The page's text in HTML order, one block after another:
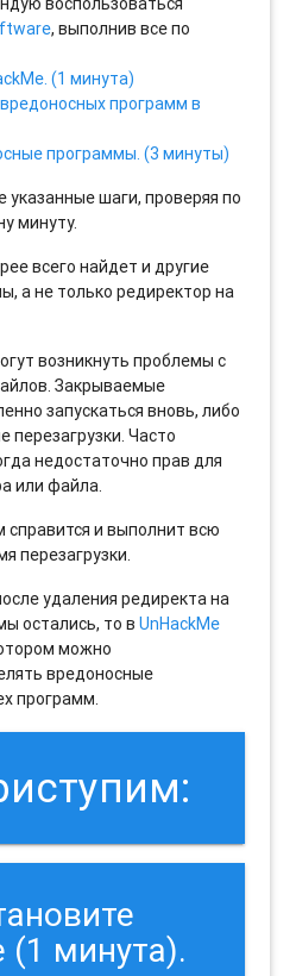
, выполнив все по
(1 минута)
программ в
программы. (3 минуты)
указанные шаги, проверяя по
минуту.
всего найдет и другие
а не только редиректор на
возникнуть проблемы с
Закрываемые
запускаться вновь, либо
перезагрузки. Часто
недостаточно прав для
или файла.
справится и выполнит всю
перезагрузки.
удаления редиректа на
остались, то вUnHackMe
можно
вредоносные
программ.
(1 минута).